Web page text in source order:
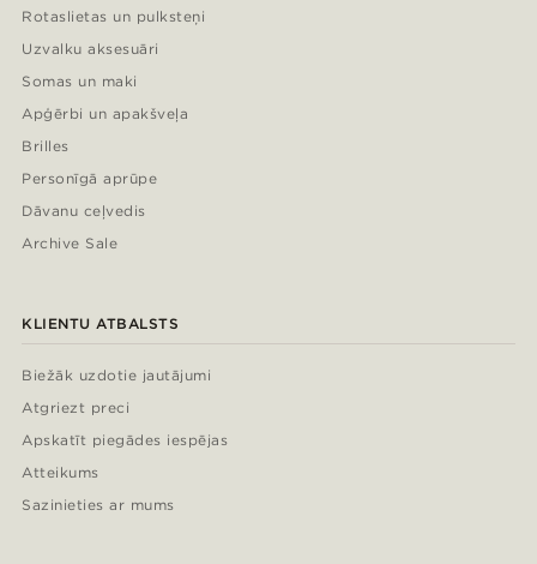
Rotaslietas un pulksteņi
Uzvalku aksesuāri
Somas un maki
Apģērbi un apakšveļa
Brilles
Personīgā aprūpe
Dāvanu ceļvedis
Archive Sale
KLIENTU ATBALSTS
Biežāk uzdotie jautājumi
Atgriezt preci
Apskatīt piegādes iespējas
Atteikums
Sazinieties ar mums